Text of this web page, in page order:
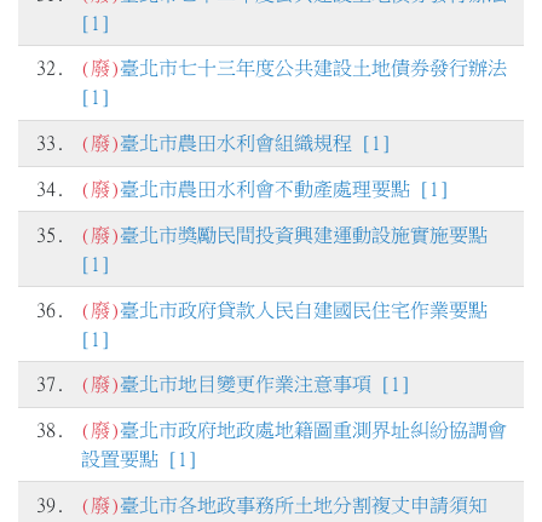
[1]
32. (廢)臺北市七十三年度公共建設土地債券發行辦法
[1]
33. (廢)臺北市農田水利會組織規程 [1]
34. (廢)臺北市農田水利會不動產處理要點 [1]
35. (廢)臺北市獎勵民間投資興建運動設施實施要點
[1]
36. (廢)臺北市政府貸款人民自建國民住宅作業要點
[1]
37. (廢)臺北市地目變更作業注意事項 [1]
38. (廢)臺北市政府地政處地籍圖重測界址糾紛協調會
設置要點 [1]
39. (廢)臺北市各地政事務所土地分割複丈申請須知